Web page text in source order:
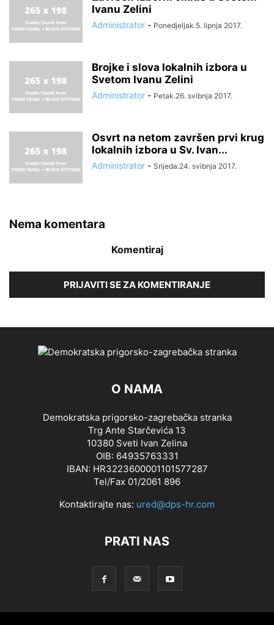
Ivanu Zelini
Administrator - Ponedjeljak.5. lipnja 2017.
Brojke i slova lokalnih izbora u
Svetom Ivanu Zelini
Administrator - Petak.26. svibnja 2017.
Osvrt na netom završen prvi krug
lokalnih izbora u Sv. Ivan...
Administrator - Srijeda.24. svibnja 2017.
Nema komentara
Komentiraj
PRIJAVITI SE ZA KOMENTIRANJE
O NAMA
Demokratska prigorsko-zagrebačka stranka
Trg Ante Starčevića 13
10380 Sveti Ivan Zelina
OIB: 64935763331
IBAN: HR3223600001101577287
Tel/Fax 01/2061 896
Kontaktirajte nas: ured@dps-hr.com
PRATI NAS